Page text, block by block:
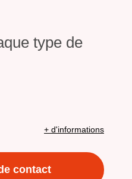
type de
+ d'informations
contact